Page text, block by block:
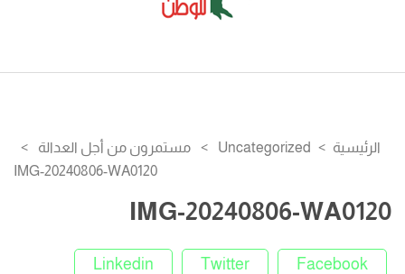
الرئيسية >
Uncategorized
> مستمرون من أجل العدالة
>
IMG-20240806-WA0120
IMG-20240806-WA0120
Facebook
Twitter
Linkedin